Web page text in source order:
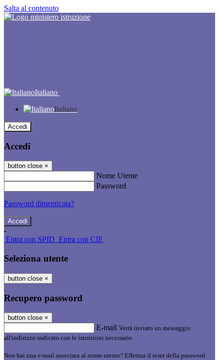
Salta al contenuto
Italiano
Italiano
Accedi
Accedi
button close ×
Nome Utente
Password
Password dimenticata?
-
Entra con SPID Entra con CIE
Seleziona utente
button close ×
Recupero password
button close ×
E-mail Verrà inviato un messaggio
all'indirizzo indicato con le istruzioni necessarie.
Non hai una e-mail associata al nome utente? Effettua il reset della password